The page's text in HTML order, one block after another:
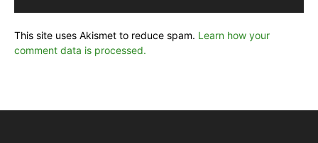
This site uses Akismet to reduce spam. Learn how your
comment data is processed.